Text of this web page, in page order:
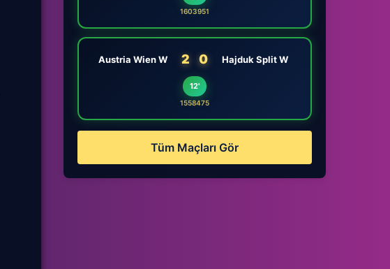
1603951
Austria Wien W 2 0 Hajduk Split W
12'
1558475
Tüm Maçları Gör